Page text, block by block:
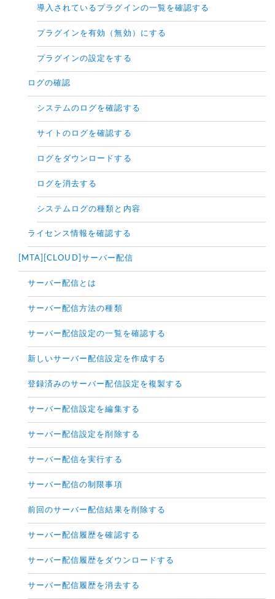
導入されているプラグインの一覧を確認する
プラグインを有効（無効）にする
プラグインの設定をする
ログの確認
システムのログを確認する
サイトのログを確認する
ログをダウンロードする
ログを消去する
システムログの種類と内容
ライセンス情報を確認する
[MTA][CLOUD]サーバー配信
サーバー配信とは
サーバー配信方法の種類
サーバー配信設定の一覧を確認する
新しいサーバー配信設定を作成する
登録済みのサーバー配信設定を複製する
サーバー配信設定を編集する
サーバー配信設定を削除する
サーバー配信を実行する
サーバー配信の制限事項
前回のサーバー配信結果を削除する
サーバー配信履歴を確認する
サーバー配信履歴をダウンロードする
サーバー配信履歴を消去する